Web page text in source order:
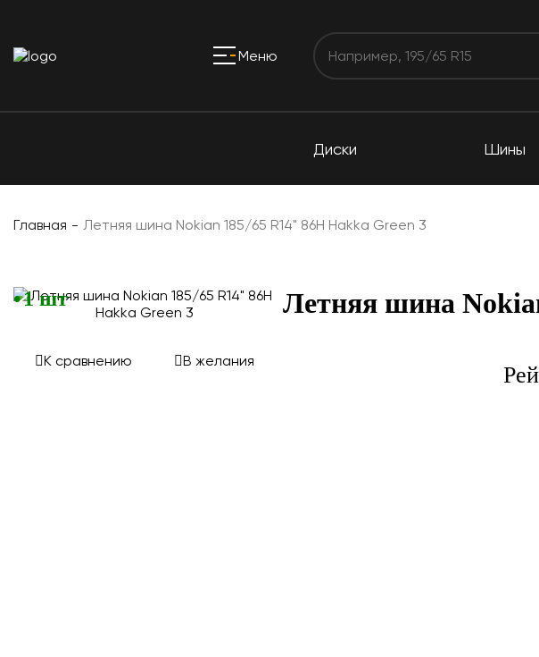
Меню
Диски Шины
Главная Летняя шина Nokian 185/65 R14" 86H Hakka Green 3
1 шт
К сравнению В желания
Летняя шина